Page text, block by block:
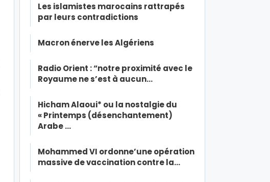
Les islamistes marocains rattrapés
par leurs contradictions
Macron énerve les Algériens
Radio Orient : “notre proximité avec le
Royaume ne s’est à aucun…
Hicham Alaoui* ou la nostalgie du
« Printemps (désenchantement)
Arabe …
Mohammed VI ordonne’une opération
massive de vaccination contre la…